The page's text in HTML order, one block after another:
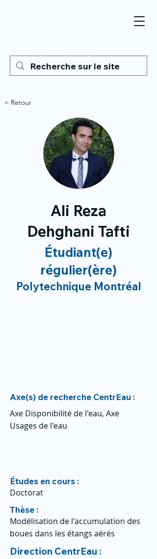
< Retour
Ali Reza
Dehghani Tafti
Étudiant(e)
régulier(ère)
Polytechnique Montréal
Axe(s) de recherche CentrEau :
Axe Disponibilité de l'eau, Axe
Usages de l'eau
Études en cours :
Doctorat
Thèse :
Modélisation de l'accumulation des
boues dans les étangs aérés
Direction CentrEau :